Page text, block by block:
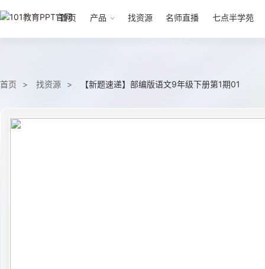
首页 产品 找资源 名师直播 七点半学苑
首页 找资源 【新题速递】部编版语文9年级下册第1期01